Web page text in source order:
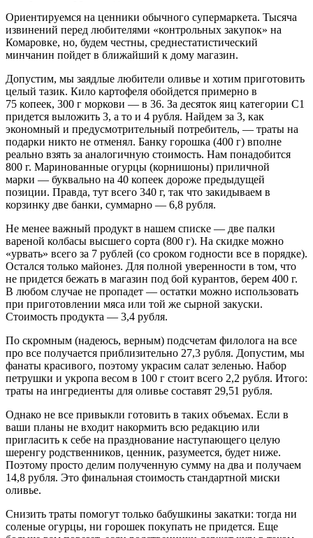
Ориентируемся на ценники обычного супермаркета. Тысяча
извинений перед любителями «контрольных закупок» на
Комаровке, но, будем честны, среднестатистический
минчанин пойдет в ближайший к дому магазин.
Допустим, мы заядлые любители оливье и хотим приготовить
целый тазик. Кило картофеля обойдется примерно в
75 копеек, 300 г моркови — в 36. За десяток яиц категории С1
придется выложить 3, а то и 4 рубля. Найдем за 3, как
экономный и предусмотрительный потребитель, — траты на
подарки никто не отменял. Банку горошка (400 г) вполне
реально взять за аналогичную стоимость. Нам понадобится
800 г. Маринованные огурцы (корнишоны) приличной
марки — буквально на 40 копеек дороже предыдущей
позиции. Правда, тут всего 340 г, так что закидываем в
корзинку две банки, суммарно — 6,8 рубля.
Не менее важный продукт в нашем списке — две палки
вареной колбасы высшего сорта (800 г). На скидке можно
«урвать» всего за 7 рублей (со сроком годности все в порядке).
Остался только майонез. Для полной уверенности в том, что
не придется бежать в магазин под бой курантов, берем 400 г.
В любом случае не пропадет — остатки можно использовать
при приготовлении мяса или той же сырной закуски.
Стоимость продукта — 3,4 рубля.
По скромным (надеюсь, верным) подсчетам филолога на все
про все получается приблизительно 27,3 рубля. Допустим, мы
фанаты красивого, поэтому украсим салат зеленью. Набор
петрушки и укропа весом в 100 г стоит всего 2,2 рубля. Итого:
траты на ингредиенты для оливье составят 29,51 рубля.
Однако не все привыкли готовить в таких объемах. Если в
ваши планы не входит накормить всю редакцию или
пригласить к себе на празднование наступающего целую
шеренгу родственников, ценник, разумеется, будет ниже.
Поэтому просто делим полученную сумму на два и получаем
14,8 рубля. Это финальная стоимость стандартной миски
оливье.
Снизить траты помогут только бабушкины закатки: тогда ни
соленые огурцы, ни горошек покупать не придется. Еще